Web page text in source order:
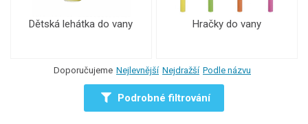
Dětská lehátka do vany Hračky do vany
Doporučujeme Nejlevnější Nejdražší Podle názvu
Podrobné filtrování